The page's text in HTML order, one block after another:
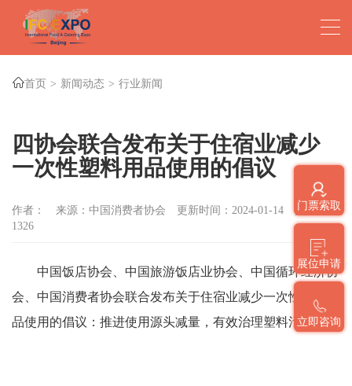
门票索取
展位申请
立即咨询
首页 新闻动态 行业新闻
四协会联合发布关于住宿业减少
一次性塑料用品使用的倡议
作者： 来源：中国消费者协会 更新时间：2024-01-14
点击数：
1326
中国饭店协会、中国旅游饭店业协会、中国循环经济协
会、中国消费者协会联合发布关于住宿业减少一次性塑料用
品使用的倡议：推进使用源头减量，有效治理塑料污染。